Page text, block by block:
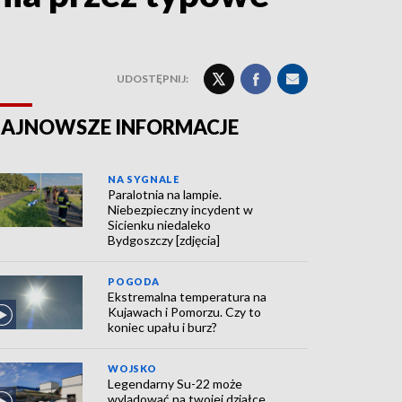
UDOSTĘPNIJ:
INFORMACJE
NA SYGNALE
Paralotnia na lampie.
Niebezpieczny incydent w
Sicienku niedaleko
Bydgoszczy [zdjęcia]
POGODA
Ekstremalna temperatura na
Kujawach i Pomorzu. Czy to
koniec upału i burz?
WOJSKO
Legendarny Su-22 może
wylądować na twojej działce.